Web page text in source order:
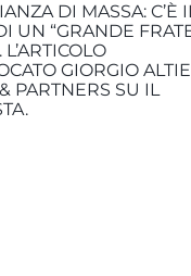
DI MASSA: C’È
UN “GRANDE
GIORGIO
PARTNERS SU IL